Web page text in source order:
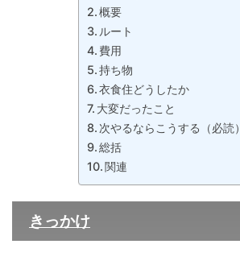
概要
ルート
費用
持ち物
衣食住どうしたか
大変だったこと
次やるならこうする（必読）
総括
関連
きっかけ